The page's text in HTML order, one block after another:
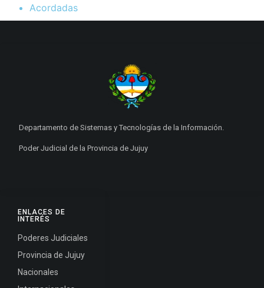
Acordadas
ENLACES DE
INTERÉS
Poderes Judiciales
Provincia de Jujuy
Nacionales
Departamento de Sistemas y Tecnologías de la Información.
Poder Judicial de la Provincia de Jujuy